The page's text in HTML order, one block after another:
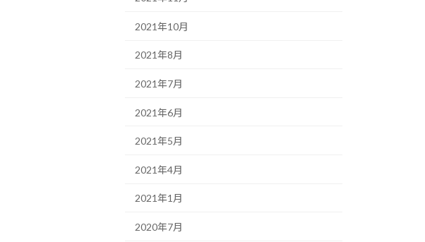
2021年10月
2021年8月
2021年7月
2021年6月
2021年5月
2021年4月
2021年1月
2020年7月